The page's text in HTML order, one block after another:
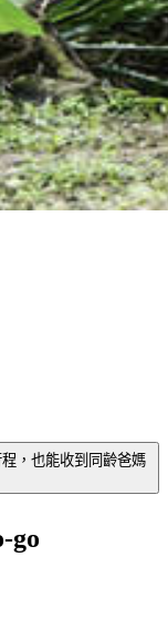
，也能收到同齡爸媽
go